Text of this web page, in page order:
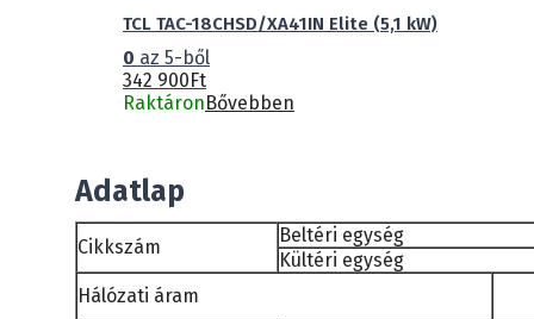
TCL TAC-18CHSD/XA41IN Elite (5,1 kW)
0 az 5-ből
342 900Ft
RaktáronBővebben
Adatlap
Cikkszám
Beltéri egység
Kültéri egység
Hálózati áram